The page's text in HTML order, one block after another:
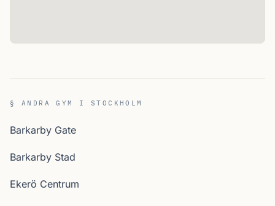
§ ANDRA GYM I STOCKHOLM
Barkarby Gate
Barkarby Stad
Ekerö Centrum